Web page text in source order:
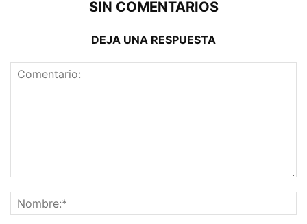
SIN COMENTARIOS
DEJA UNA RESPUESTA